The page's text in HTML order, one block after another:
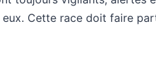
Cette race doit faire